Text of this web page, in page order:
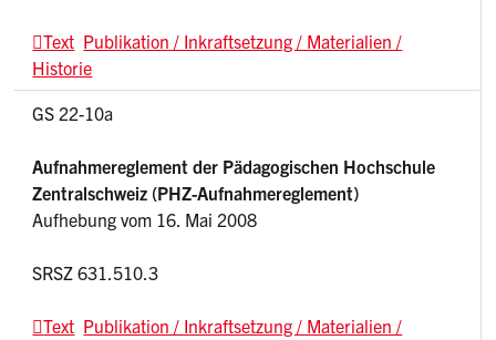
Text Publikation / Inkraftsetzung / Materialien /
Historie
GS 22-10a
Aufnahmereglement der Pädagogischen Hochschule
Zentralschweiz (PHZ-Aufnahmereglement)
Aufhebung vom 16. Mai 2008
SRSZ 631.510.3
Text Publikation / Inkraftsetzung / Materialien /